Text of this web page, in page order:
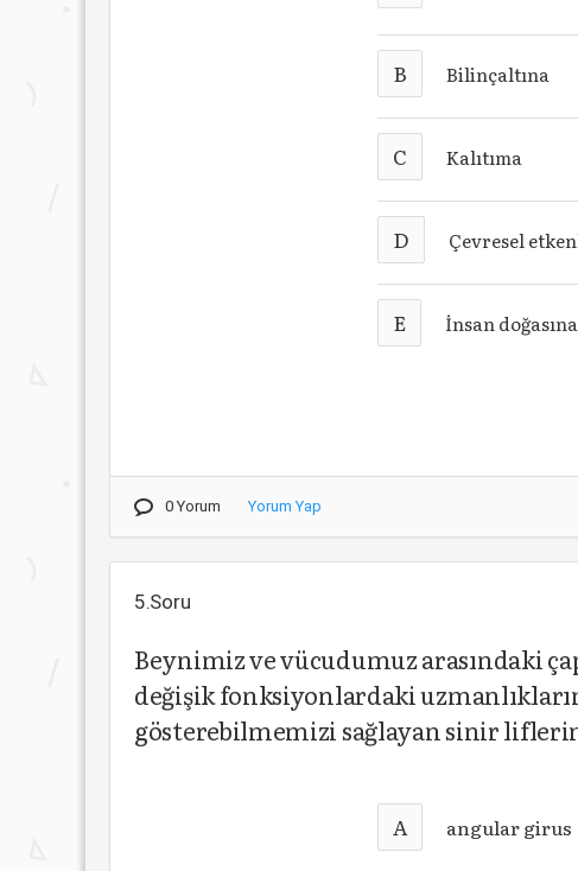
B Bilinçaltına
C Kalıtıma
D Çevresel
E İnsan doğasına
0 Yorum Yorum Yap
5.Soru
Beynimiz ve vücudumuz arasındaki
değişik fonksiyonlardaki
gösterebilmemizi sağlayan sinir
A angular girus